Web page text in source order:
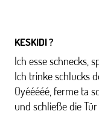
KESKIDI ?
Ich esse schnecks,
Ich trinke schlucks
Oyééééé, ferme ta
und schließe die